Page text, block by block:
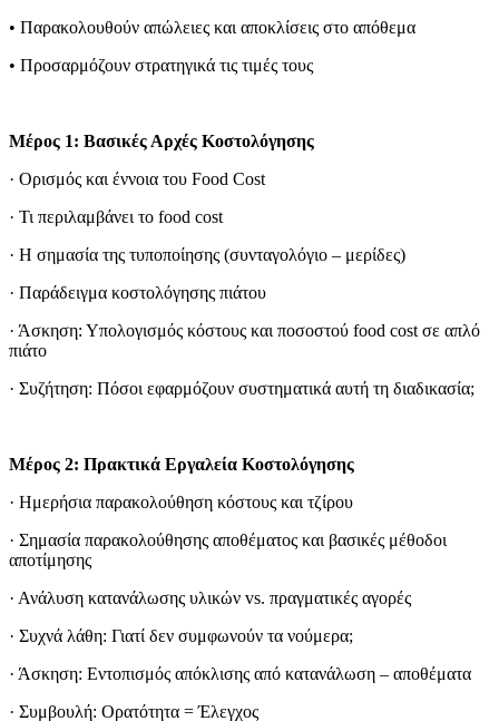
• Παρακολουθούν απώλειες και αποκλίσεις στο απόθεμα
• Προσαρμόζουν στρατηγικά τις τιμές τους
Μέρος 1: Βασικές Αρχές Κοστολόγησης
· Ορισμός και έννοια του Food Cost
· Τι περιλαμβάνει το food cost
· Η σημασία της τυποποίησης (συνταγολόγιο – μερίδες)
· Παράδειγμα κοστολόγησης πιάτου
· Άσκηση: Υπολογισμός κόστους και ποσοστού food cost σε απλό
πιάτο
· Συζήτηση: Πόσοι εφαρμόζουν συστηματικά αυτή τη διαδικασία;
Μέρος 2: Πρακτικά Εργαλεία Κοστολόγησης
· Ημερήσια παρακολούθηση κόστους και τζίρου
· Σημασία παρακολούθησης αποθέματος και βασικές μέθοδοι
αποτίμησης
· Ανάλυση κατανάλωσης υλικών vs. πραγματικές αγορές
· Συχνά λάθη: Γιατί δεν συμφωνούν τα νούμερα;
· Άσκηση: Εντοπισμός απόκλισης από κατανάλωση – αποθέματα
· Συμβουλή: Ορατότητα = Έλεγχος